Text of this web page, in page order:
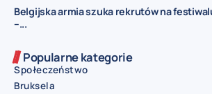
Belgijska armia szuka rekrutów na
–...
Popularne kategorie
Społeczeństwo
Bruksela